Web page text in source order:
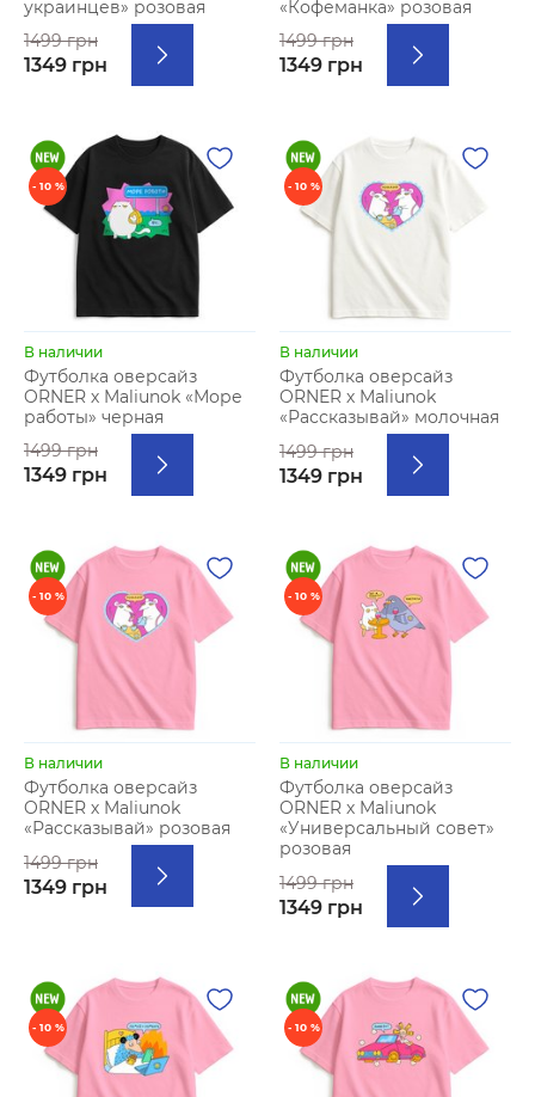
украинцев» розовая
1499 грн
1349 грн
«Кофеманка» розовая
1499 грн
1349 грн
- 10 %
В наличии
Футболка оверсайз
ORNER х Maliunok «Море
работы» черная
1499 грн
1349 грн
- 10 %
В наличии
Футболка оверсайз
ORNER х Maliunok
«Рассказывай» молочная
1499 грн
1349 грн
- 10 %
В наличии
Футболка оверсайз
ORNER х Maliunok
«Рассказывай» розовая
1499 грн
1349 грн
- 10 %
В наличии
Футболка оверсайз
ORNER х Maliunok
«Универсальный совет»
розовая
1499 грн
1349 грн
- 10 % - 10 %